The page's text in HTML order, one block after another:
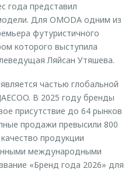
года представил
Для OMODA одним из
футуристичного
которого выступила
Ляйсан Утяшева.
частью глобальной
В 2025 году бренды
присутствие до 64 рынков
продажи превысили 800
продукции
международными
«Бренд года 2026» для